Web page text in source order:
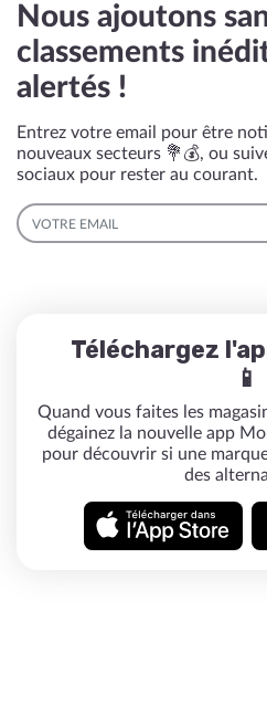
Nous ajoutons
classements
alertés !
Entrez votre email pour être
nouveaux secteurs 💐💰, ou
sociaux pour rester au courant.
EMAIL
Téléchargez
📱
Quand vous faites les
dégainez la nouvelle app
pour découvrir si une
des